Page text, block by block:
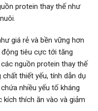
protein thay thế như
giá rẻ và bền vững hơn
tiêu cực tới tăng
nguồn protein thay thế
thiết yếu, tính dẫn dụ
nhiều yếu tố kháng
thích ăn vào và giảm